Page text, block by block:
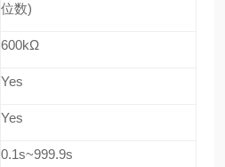
位数)
600kΩ
Yes
Yes
0.1s~999.9s